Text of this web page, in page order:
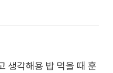
생각해용 밥 먹을 때 훈